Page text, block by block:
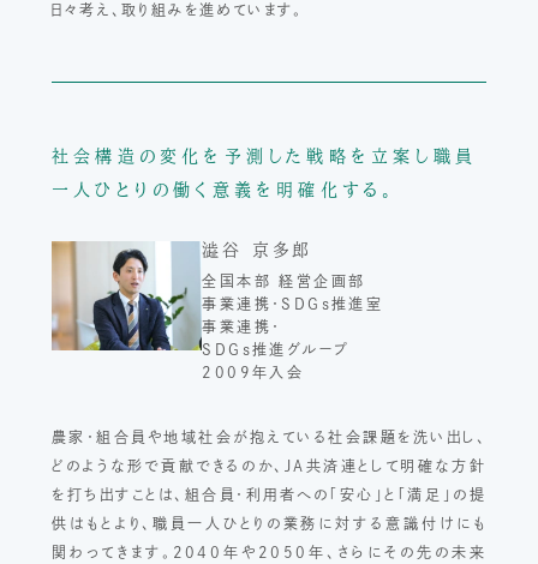
日々考え、取り組みを進めています。
社会構造の変化を予測した戦略を立案し 職員
一人ひとりの働く意義を明確化する。
澁谷 京多郎
全国本部 経営企画部
事業連携・SDGs推進室
事業連携・
SDGs推進グループ
2009年入会
農家・組合員や地域社会が抱えている社会課題を洗い出し、
どのような形で貢献できるのか、JA共済連として明確な方針
を打ち出すことは、組合員・利用者への「安心」と「満足」の提
供はもとより、職員一人ひとりの業務に対する意識付けにも
関わってきます。2040年や2050年、さらにその先の未来